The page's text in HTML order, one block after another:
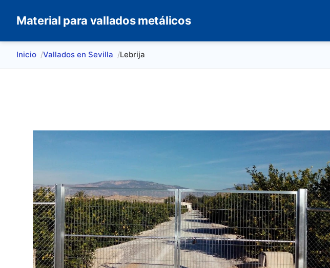
Material para vallados metálicos
Inicio Vallados en Sevilla Lebrija